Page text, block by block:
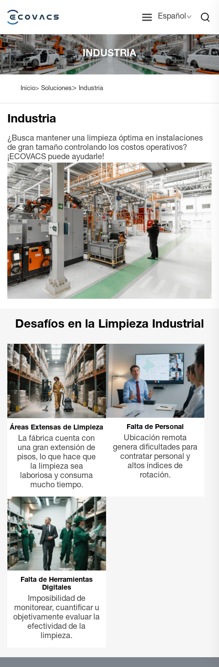
Español
INDUSTRIA
Inicio> Soluciones> Industria
Industria
¿Busca mantener una limpieza óptima en instalaciones
de gran tamaño controlando los costos operativos?
¡ECOVACS puede ayudarle!
Desafíos en la Limpieza Industrial
Áreas Extensas de Limpieza
La fábrica cuenta con
una gran extensión de
pisos, lo que hace que
la limpieza sea
laboriosa y consuma
mucho tiempo.
Falta de Personal
Ubicación remota
genera dificultades para
contratar personal y
altos índices de
rotación.
Falta de Herramientas
Digitales
Imposibilidad de
monitorear, cuantificar u
objetivamente evaluar la
efectividad de la
limpieza.